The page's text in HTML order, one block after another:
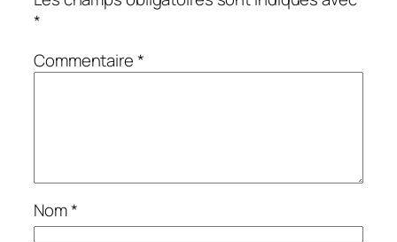
*
Commentaire*
Nom*